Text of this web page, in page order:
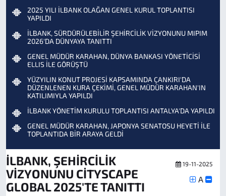
2025 YILI İLBANK OLAĞAN GENEL KURUL TOPLANTISI
YAPILDI
İLBANK, SÜRDÜRÜLEBİLİR ŞEHİRCİLİK VİZYONUNU MIPIM
2026'DA DÜNYAYA TANITTI
GENEL MÜDÜR KARAHAN, DÜNYA BANKASI YÖNETİCİSİ
ELLIS İLE GÖRÜŞTÜ
YÜZYILIN KONUT PROJESİ KAPSAMINDA ÇANKIRI'DA
DÜZENLENEN KURA ÇEKİMİ, GENEL MÜDÜR KARAHAN'IN
KATILIMIYLA YAPILDI
İLBANK YÖNETİM KURULU TOPLANTISI ANTALYA'DA YAPILDI
GENEL MÜDÜR KARAHAN, JAPONYA SENATOSU HEYETİ İLE
TOPLANTIDA BİR ARAYA GELDİ
İLBANK, ŞEHİRCİLİK
VİZYONUNU CİTYSCAPE
GLOBAL 2025'TE TANITTI
19-11-2025
A